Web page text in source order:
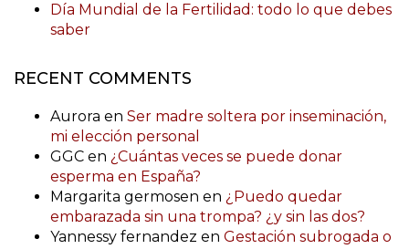
Día Mundial de la Fertilidad: todo lo que debes
saber
RECENT COMMENTS
Aurora en Ser madre soltera por inseminación,
mi elección personal
GGC en ¿Cuántas veces se puede donar
esperma en España?
Margarita germosen en ¿Puedo quedar
embarazada sin una trompa? ¿y sin las dos?
Yannessy fernandez en Gestación subrogada o